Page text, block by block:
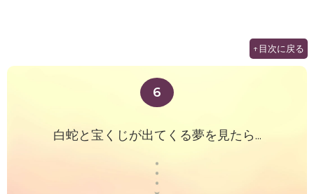
↑目次に戻る
6
白蛇と宝くじが出てくる夢を見たら...